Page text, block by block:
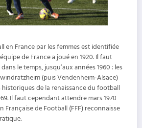
en France par les femmes est identifiée
de France a joué en 1920. Il faut
le temps, jusqu’aux années 1960 : les
(puis Vendenheim-Alsace)
de la renaissance du football
Il faut cependant attendre mars 1970
Française de Football (FFF) reconnaisse